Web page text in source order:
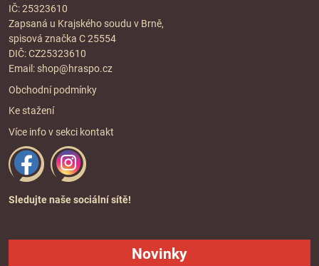
IČ: 25323610
Zapsaná u Krajského soudu v Brně,
spisová značka C 25554
DIČ: CZ25323610
Email: shop@hraspo.cz
Obchodní podmínky
Ke stažení
Více info v sekci kontakt
Sledujte naše sociální sítě!
Novinky